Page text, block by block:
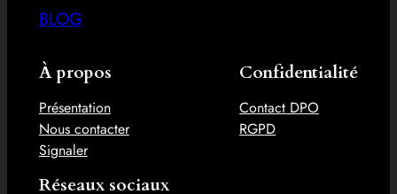
BLOG
À propos
Présentation
Nous contacter
Signaler
Confidentialité
Contact DPO
RGPD
Réseaux sociaux